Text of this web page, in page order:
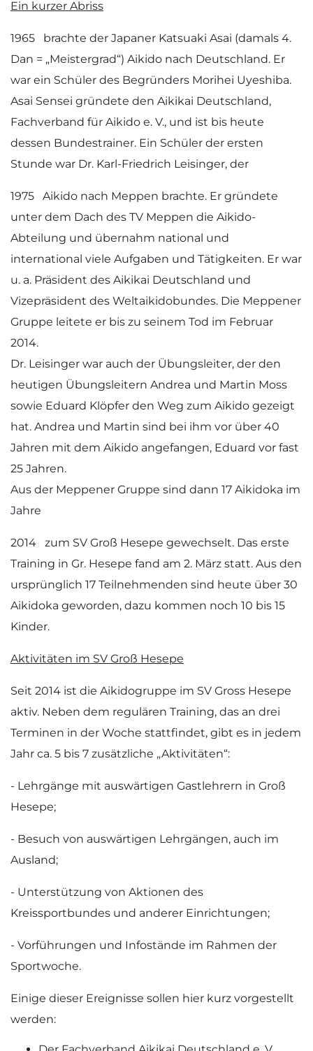
Ein kurzer Abriss
1965 brachte der Japaner Katsuaki Asai (damals 4.
Dan = „Meistergrad“) Aikido nach Deutschland. Er
war ein Schüler des Begründers Morihei Uyeshiba.
Asai Sensei gründete den Aikikai Deutschland,
Fachverband für Aikido e. V., und ist bis heute
dessen Bundestrainer. Ein Schüler der ersten
Stunde war Dr. Karl-Friedrich Leisinger, der
1975 Aikido nach Meppen brachte. Er gründete
unter dem Dach des TV Meppen die Aikido-
Abteilung und übernahm national und
international viele Aufgaben und Tätigkeiten. Er war
u. a. Präsident des Aikikai Deutschland und
Vizepräsident des Weltaikidobundes. Die Meppener
Gruppe leitete er bis zu seinem Tod im Februar
2014.
Dr. Leisinger war auch der Übungsleiter, der den
heutigen Übungsleitern Andrea und Martin Moss
sowie Eduard Klöpfer den Weg zum Aikido gezeigt
hat. Andrea und Martin sind bei ihm vor über 40
Jahren mit dem Aikido angefangen, Eduard vor fast
25 Jahren.
Aus der Meppener Gruppe sind dann 17 Aikidoka im
Jahre
2014 zum SV Groß Hesepe gewechselt. Das erste
Training in Gr. Hesepe fand am 2. März statt. Aus den
ursprünglich 17 Teilnehmenden sind heute über 30
Aikidoka geworden, dazu kommen noch 10 bis 15
Kinder.
Aktivitäten im SV Groß Hesepe
Seit 2014 ist die Aikidogruppe im SV Gross Hesepe
aktiv. Neben dem regulären Training, das an drei
Terminen in der Woche stattfindet, gibt es in jedem
Jahr ca. 5 bis 7 zusätzliche „Aktivitäten“:
- Lehrgänge mit auswärtigen Gastlehrern in Groß
Hesepe;
- Besuch von auswärtigen Lehrgängen, auch im
Ausland;
- Unterstützung von Aktionen des
Kreissportbundes und anderer Einrichtungen;
- Vorführungen und Infostände im Rahmen der
Sportwoche.
Einige dieser Ereignisse sollen hier kurz vorgestellt
werden: